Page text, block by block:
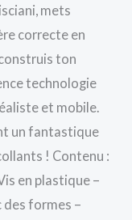
mets
correcte en
ton
technologie
et mobile.
un fantastique
! Contenu :
en plastique –
des formes –